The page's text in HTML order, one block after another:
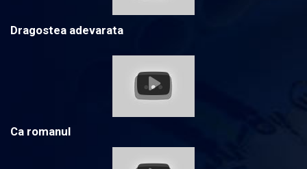
Dragostea adevarata
Ca romanul